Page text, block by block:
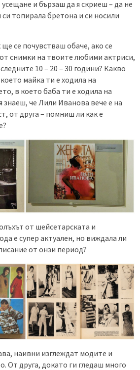
и бързаш да я скриеш – да не
си топирала бретона и си носили
се почувстваш обаче, ако се
снимки на твоите любими актриси,
10 – 20 – 30 години? Какво
майка ти е ходила на
в което баба ти е ходила на
знаеш, че Лили Иванова вече е на
от друга – помниш ли как е
от шейсетарската и
е супер актуален, но виждала ли
от онзи период?
наивни изглеждат модите и
От друга, докато ги гледаш много